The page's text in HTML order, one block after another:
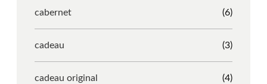
cabernet (6)
cadeau (3)
cadeau original (4)